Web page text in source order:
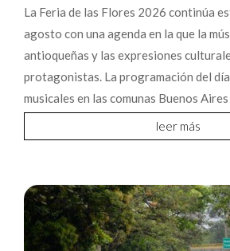
La Feria de las Flores 2026 continúa
agosto con una agenda en la que la
antioqueñas y las expresiones
protagonistas. La programación del
musicales en las comunas Buenos Aires
leer más